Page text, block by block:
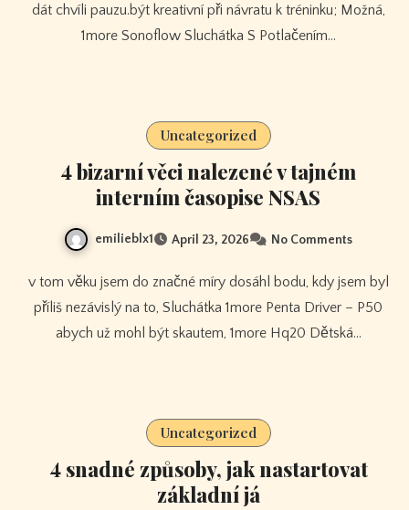
dát chvíli pauzu.být kreativní při návratu k tréninku; Možná,
1more Sonoflow Sluchátka S Potlačením…
Uncategorized
4 bizarní věci nalezené v tajném
interním časopise NSAS
emilieblx1 April 23, 2026 No Comments
v tom věku jsem do značné míry dosáhl bodu, kdy jsem byl
příliš nezávislý na to, Sluchátka 1more Penta Driver – P50
abych už mohl být skautem, 1more Hq20 Dětská…
Uncategorized
4 snadné způsoby, jak nastartovat
základní já